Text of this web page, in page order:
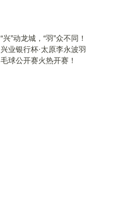
“兴”动龙城，“羽”众不同！
兴业银行杯·太原李永波羽
毛球公开赛火热开赛！